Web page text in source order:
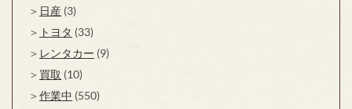
日産 (3)
トヨタ (33)
レンタカー (9)
買取 (10)
作業中 (550)